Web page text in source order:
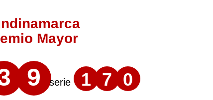
Mayor
9 serie 1 7 0